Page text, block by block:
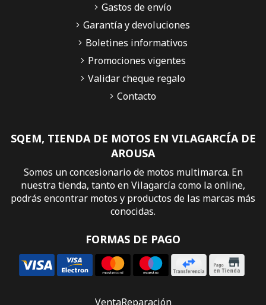
SQEM, TIENDA DE MOTOS EN VILAGARCÍA DE
AROUSA
Somos un concesionario de motos multimarca. En
nuestra tienda, tanto en Vilagarcía como la online,
podrás encontrar motos y productos de las marcas más
conocidas.
FORMAS DE PAGO
Gastos de envío
Garantía y devoluciones
Boletines informativos
Promociones vigentes
Validar cheque regalo
Contacto
VentaReparación